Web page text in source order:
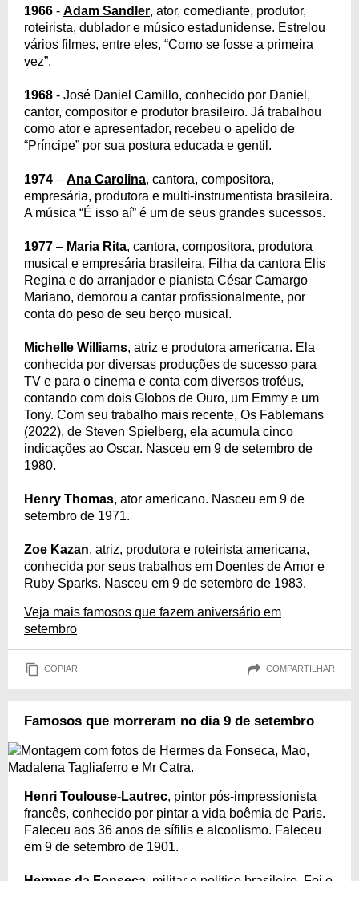
1966 - Adam Sandler, ator, comediante, produtor,
roteirista, dublador e músico estadunidense. Estrelou
vários filmes, entre eles, “Como se fosse a primeira
vez”.
1968 - José Daniel Camillo, conhecido por Daniel,
cantor, compositor e produtor brasileiro. Já trabalhou
como ator e apresentador, recebeu o apelido de
“Príncipe” por sua postura educada e gentil.
1974 – Ana Carolina, cantora, compositora,
empresária, produtora e multi-instrumentista brasileira.
A música “É isso aí” é um de seus grandes sucessos.
1977 – Maria Rita, cantora, compositora, produtora
musical e empresária brasileira. Filha da cantora Elis
Regina e do arranjador e pianista César Camargo
Mariano, demorou a cantar profissionalmente, por
conta do peso de seu berço musical.
Michelle Williams, atriz e produtora americana. Ela
conhecida por diversas produções de sucesso para
TV e para o cinema e conta com diversos troféus,
contando com dois Globos de Ouro, um Emmy e um
Tony. Com seu trabalho mais recente, Os Fablemans
(2022), de Steven Spielberg, ela acumula cinco
indicações ao Oscar. Nasceu em 9 de setembro de
1980.
Henry Thomas, ator americano. Nasceu em 9 de
setembro de 1971.
Zoe Kazan, atriz, produtora e roteirista americana,
conhecida por seus trabalhos em Doentes de Amor e
Ruby Sparks. Nasceu em 9 de setembro de 1983.
Veja mais famosos que fazem aniversário em
setembro
COPIAR COMPARTILHAR
Famosos que morreram no dia 9 de setembro
Henri Toulouse-Lautrec, pintor pós-impressionista
francês, conhecido por pintar a vida boêmia de Paris.
Faleceu aos 36 anos de sífilis e alcoolismo. Faleceu
em 9 de setembro de 1901.
Hermes da Fonseca , militar e político brasileiro. Foi o